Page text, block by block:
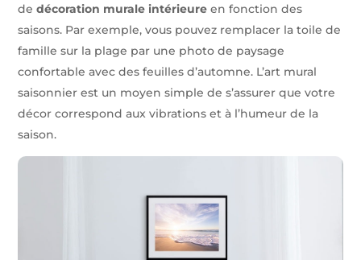
dedécoration murale intérieure en fonction des
saisons. Par exemple, vous pouvez remplacer la toile de
famille sur la plage par une photo de paysage
confortable avec des feuilles d’automne. L’art mural
saisonnier est un moyen simple de s’assurer que votre
décor correspond aux vibrations et à l’humeur de la
saison.